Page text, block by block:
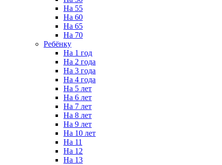
На 55
На 60
На 65
На 70
Ребёнку
На 1 год
На 2 года
На 3 года
На 4 года
На 5 лет
На 6 лет
На 7 лет
На 8 лет
На 9 лет
На 10 лет
На 11
На 12
На 13